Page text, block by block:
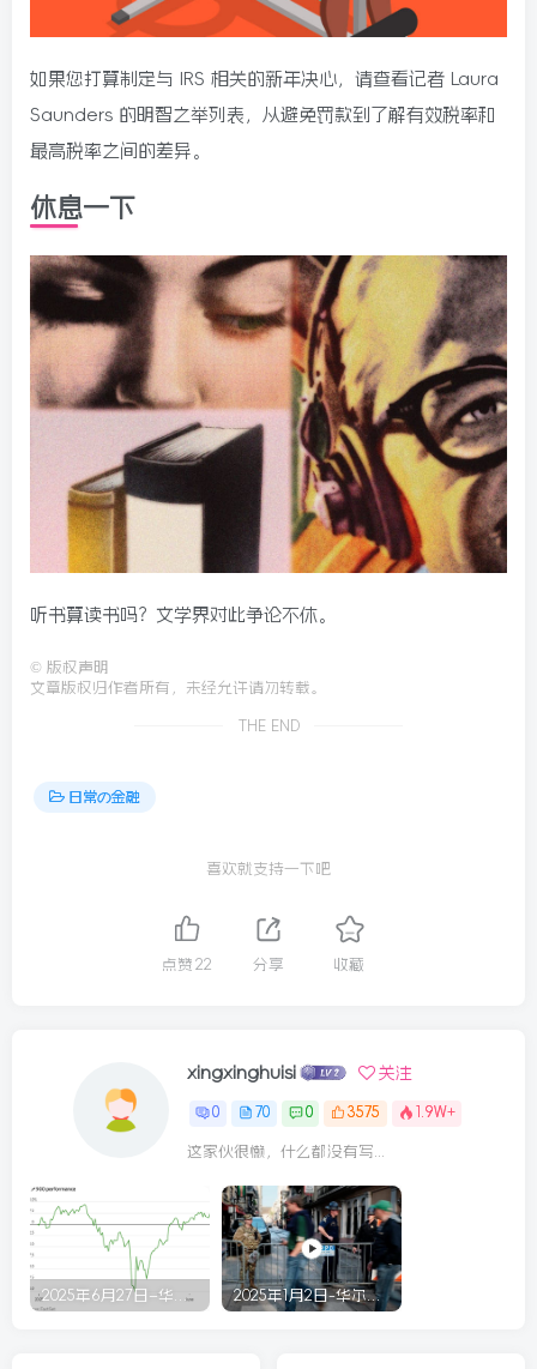
如果您打算制定与 IRS 相关的新年决心，请查看记者 Laura
Saunders 的明智之举列表，从避免罚款到了解有效税率和
最高税率之间的差异。
休息一下
听书算读书吗？文学界对此争论不休。
© 版权声明
文章版权归作者所有，未经允许请勿转载。
THE END
日常の金融
喜欢就支持一下吧
点赞 22 分享 收藏
xingxinghuisi 关注
0 70 0 3575 1.9W+
这家伙很懒，什么都没有写...
2025年6月27日–华尔街回顾 2025年1月2日-华尔街回顾